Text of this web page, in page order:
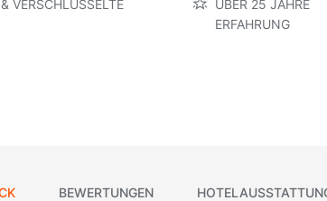
VERSCHLÜSSELTE
ÜBER 25 JAHRE
ERFAHRUNG
BEWERTUNGEN